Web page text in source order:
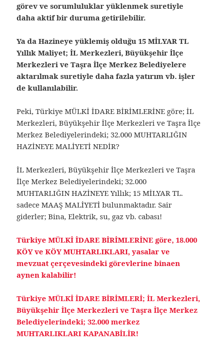
görev ve sorumluluklar yüklenmek suretiyle
daha aktif bir duruma getirilebilir.
Ya da Hazineye yüklemiş olduğu 15 MİLYAR TL
Yıllık Maliyet; İL Merkezleri, Büyükşehir İlçe
Merkezleri ve Taşra İlçe Merkez Belediyelere
aktarılmak suretiyle daha fazla yatırım vb. işler
de kullanılabilir.
Peki, Türkiye MÜLKİ İDARE BİRİMLERİNE göre; İL
Merkezleri, Büyükşehir İlçe Merkezleri ve Taşra İlçe
Merkez Belediyelerindeki; 32.000 MUHTARLIĞIN
HAZİNEYE MALİYETİ NEDİR?
İL Merkezleri, Büyükşehir İlçe Merkezleri ve Taşra
İlçe Merkez Belediyelerindeki; 32.000
MUHTARLIĞIN HAZİNEYE Yıllık; 15 MİLYAR TL.
sadece MAAŞ MALİYETİ bulunmaktadır. Sair
giderler; Bina, Elektrik, su, gaz vb. cabası!
Türkiye MÜLKİ İDARE BİRİMLERİNE göre, 18.000
KÖY ve KÖY MUHTARLIKLARI, yasalar ve
mevzuat çerçevesindeki görevlerine binaen
aynen kalabilir!
Türkiye MÜLKİ İDARE BİRİMLERİ; İL Merkezleri,
Büyükşehir İlçe Merkezleri ve Taşra İlçe Merkez
Belediyelerindeki; 32.000 merkez
MUHTARLIKLARI KAPANABİLİR!